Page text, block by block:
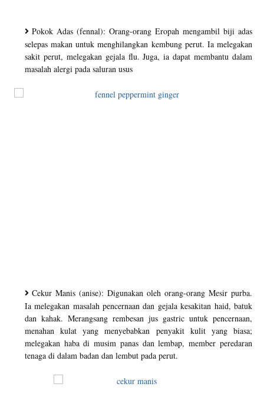
Pokok Adas (fennal): Orang-orang Eropah mengambil biji adas
selepas makan untuk menghilangkan kembung perut. Ia melegakan
sakit perut, melegakan gejala flu. Juga, ia dapat membantu dalam
masalah alergi pada saluran usus
Cekur Manis (anise): Digunakan oleh orang-orang Mesir purba.
Ia melegakan masalah pencernaan dan gejala kesakitan haid, batuk
dan kahak. Merangsang rembesan jus gastric untuk pencernaan,
menahan kulat yang menyebabkan penyakit kulit yang biasa;
melegakan haba di musim panas dan lembap, member peredaran
tenaga di dalam badan dan lembut pada perut.